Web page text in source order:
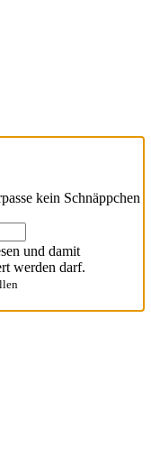
kein Schnäppchen
und damit
werden darf.